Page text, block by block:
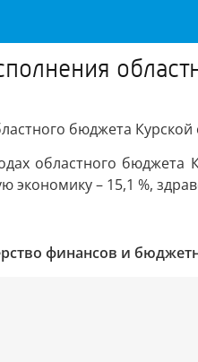
бюджета Курской
областного бюджета
экономику – 15,1 %,
финансов и